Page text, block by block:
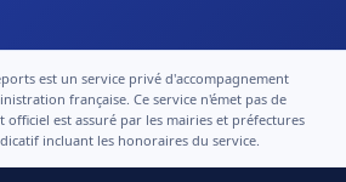
est un service privé d'accompagnement
française. Ce service n'émet pas de
officiel est assuré par les mairies et préfectures
incluant les honoraires du service.